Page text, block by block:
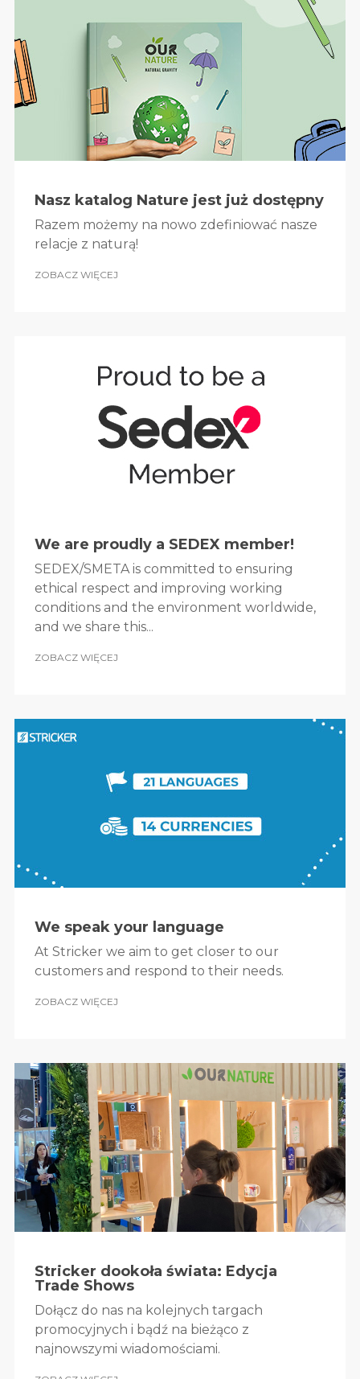
Nasz katalog Nature jest już dostępny
Razem możemy na nowo zdefiniować nasze
relacje z naturą!
ZOBACZ WIĘCEJ
We are proudly a SEDEX member!
SEDEX/SMETA is committed to ensuring
ethical respect and improving working
conditions and the environment worldwide,
and we share this...
ZOBACZ WIĘCEJ
We speak your language
At Stricker we aim to get closer to our
customers and respond to their needs.
ZOBACZ WIĘCEJ
Stricker dookoła świata: Edycja
Trade Shows
Dołącz do nas na kolejnych targach
promocyjnych i bądź na bieżąco z
najnowszymi wiadomościami.